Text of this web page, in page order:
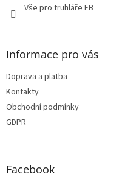
Vše pro truhláře FB
Informace pro vás
Doprava a platba
Kontakty
Obchodní podmínky
GDPR
Facebook